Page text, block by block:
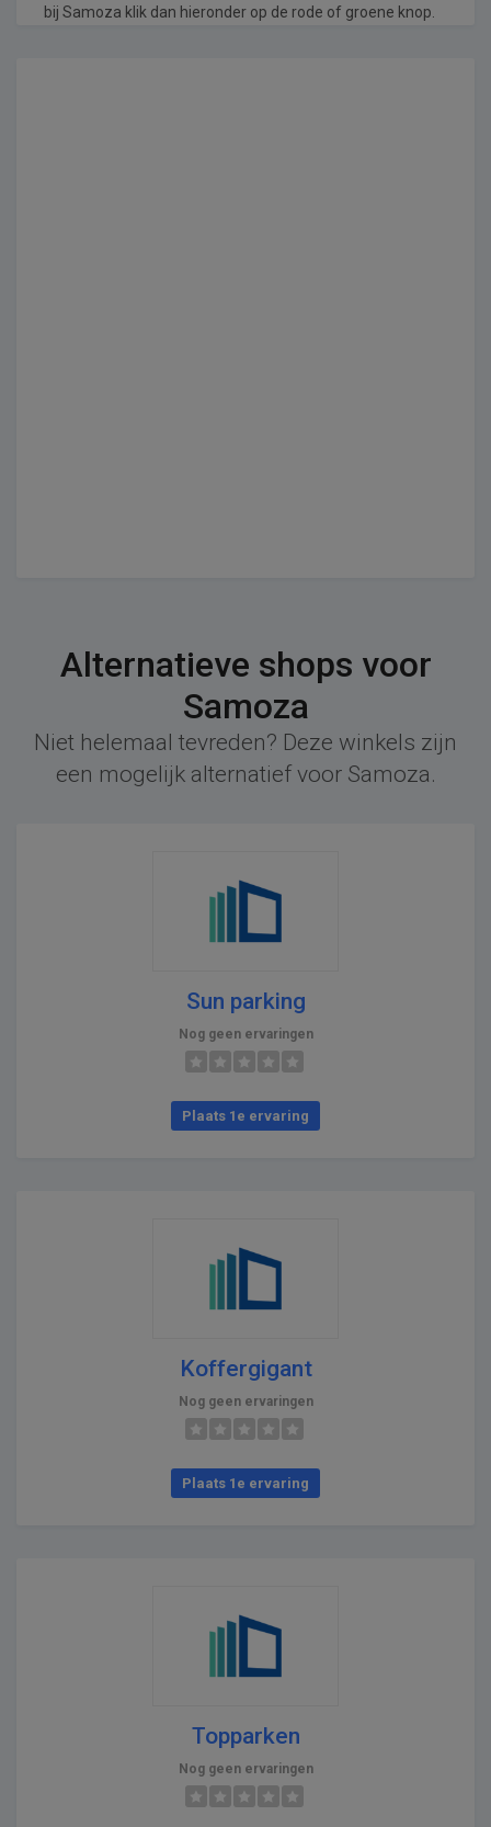
bij Samoza klik dan hieronder op de rode of groene knop.
Alternatieve shops voor
Samoza
Niet helemaal tevreden? Deze winkels zijn
een mogelijk alternatief voor Samoza.
Sun parking
Nog geen ervaringen
Plaats 1e ervaring
Koffergigant
Nog geen ervaringen
Plaats 1e ervaring
Topparken
Nog geen ervaringen